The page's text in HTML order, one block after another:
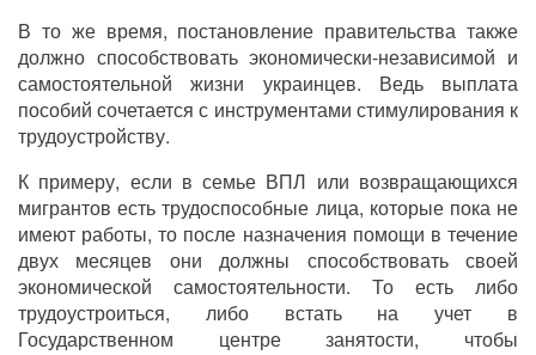
В то же время, постановление правительства также
должно способствовать экономически-независимой и
самостоятельной жизни украинцев. Ведь выплата
пособий сочетается с инструментами стимулирования к
трудоустройству.
К примеру, если в семье ВПЛ или возвращающихся
мигрантов есть трудоспособные лица, которые пока не
имеют работы, то после назначения помощи в течение
двух месяцев они должны способствовать своей
экономической самостоятельности. То есть либо
трудоустроиться, либо встать на учет в
Государственном центре занятости, чтобы